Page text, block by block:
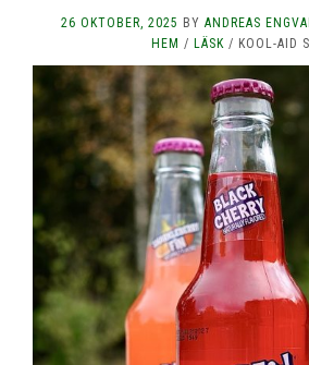
26 OKTOBER, 2025 BY ANDREAS
HEM / LÄSK / KOOL-AID